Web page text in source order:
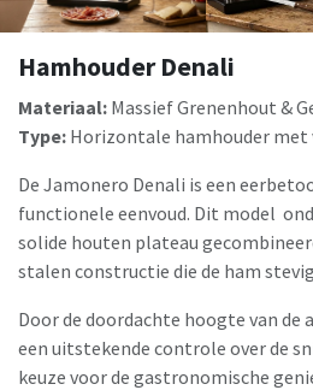
Hamhouder Denali
Materiaal: Massief Grenenhout &
Type: Horizontale hamhouder met
De Jamonero Denali is een
functionele eenvoud. Dit model
solide houten plateau
stalen constructie die de ham
Door de doordachte hoogte van de
een uitstekende controle over de
keuze voor de gastronomische